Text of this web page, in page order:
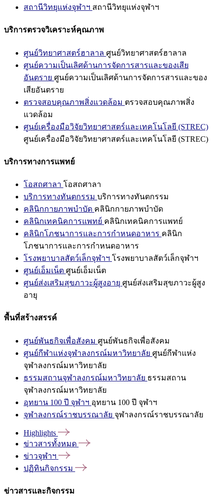
สถานีวิทยุแห่งจุฬาฯ สถานีวิทยุแห่งจุฬาฯ
บริการตรวจวิเคราะห์คุณภาพ
ศูนย์วิทยาศาสตร์ฮาลาล ศูนย์วิทยาศาสตร์ฮาลาล
ศูนย์ความเป็นเลิศด้านการจัดการสารและของเสีย
อันตราย ศูนย์ความเป็นเลิศด้านการจัดการสารและของ
เสียอันตราย
ตรวจสอบคุณภาพสิ่งแวดล้อม ตรวจสอบคุณภาพสิ่ง
แวดล้อม
ศูนย์เครื่องมือวิจัยวิทยาศาสตร์และเทคโนโลยี (STREC)
ศูนย์เครื่องมือวิจัยวิทยาศาสตร์และเทคโนโลยี (STREC)
บริการทางการแพทย์
โอสถศาลา โอสถศาลา
บริการทางทันตกรรม บริการทางทันตกรรม
คลินิกกายภาพบำบัด คลินิกกายภาพบำบัด
คลินิกเทคนิคการแพทย์ คลินิกเทคนิคการแพทย์
คลินิกโภชนาการและการกำหนดอาหาร คลินิก
โภชนาการและการกำหนดอาหาร
โรงพยาบาลสัตว์เล็กจุฬาฯ โรงพยาบาลสัตว์เล็กจุฬาฯ
ศูนย์เอ็มเน็ต ศูนย์เอ็มเน็ต
ศูนย์ส่งเสริมสุขภาวะผู้สูงอายุ ศูนย์ส่งเสริมสุขภาวะผู้สูง
อายุ
พื้นที่สร้างสรรค์
ศูนย์พันธกิจเพื่อสังคม ศูนย์พันธกิจเพื่อสังคม
ศูนย์กีฬาแห่งจุฬาลงกรณ์มหาวิทยาลัย ศูนย์กีฬาแห่ง
จุฬาลงกรณ์มหาวิทยาลัย
ธรรมสถานจุฬาลงกรณ์มหาวิทยาลัย ธรรมสถาน
จุฬาลงกรณ์มหาวิทยาลัย
อุทยาน 100 ปี จุฬาฯ อุทยาน 100 ปี จุฬาฯ
จุฬาลงกรณ์ราชบรรณาลัย จุฬาลงกรณ์ราชบรรณาลัย
Highlights
ข่าวสารทั้งหมด
ข่าวจุฬาฯ
ปฏิทินกิจกรรม
ข่าวสารและกิจกรรม